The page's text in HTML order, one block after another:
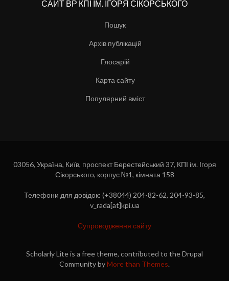
САЙТ ВР КПІ ІМ. ІГОРЯ СІКОРСЬКОГО
Пошук
Архів публікацій
Глосарій
Карта сайту
Популярний вміст
03056, Україна, Київ, проспект Берестейський 37, КПІ ім. Ігоря
Сікорського, корпус №1, кімната 158
Телефони для довідок: (+38044) 204-82-62, 204-93-85,
v_rada[at]kpi.ua
Супроводження сайту
Scholarly Lite is a free theme, contributed to the Drupal
Community byMore than Themes.